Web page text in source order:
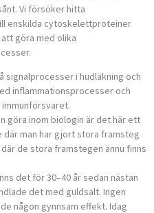
Vi försöker hitta
enskilda cytoskelettproteiner
göra med olika
signalprocesser i hudläkning och
inflammationsprocesser och
göra inom biologin är det här ett
man har gjort stora framsteg
de stora framstegen ännu finns
det för 30–40 år sedan nästan
det med guldsalt. Ingen
någon gynnsam effekt. Idag